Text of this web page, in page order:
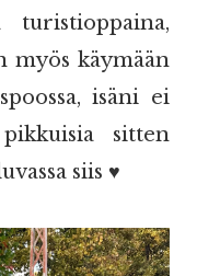
turistioppaina,
myös käymään
isäni ei
sitten
siis ♥